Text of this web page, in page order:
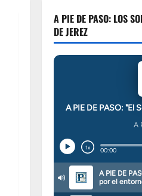
A PIE DE PASO: LOS
DE JEREZ